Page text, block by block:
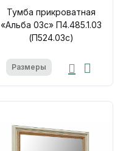
Тумба прикроватная
«Альба 03с» П4.485.1.03
(П524.03с)
Размеры